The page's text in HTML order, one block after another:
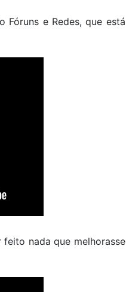
Fóruns e Redes, que está
feito nada que melhorasse